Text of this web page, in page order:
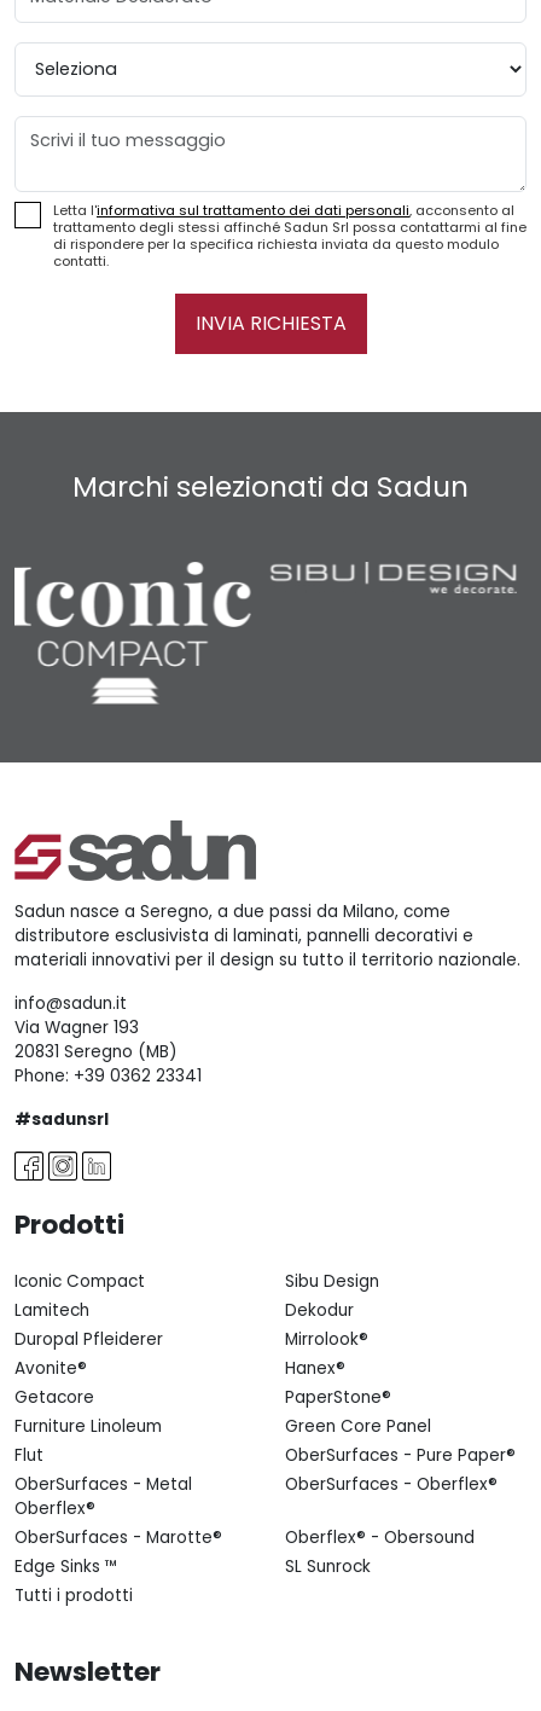
Provincia
Messaggio
Letta l'informativa sul trattamento dei dati personali, acconsento al
trattamento degli stessi affinché Sadun Srl possa contattarmi al fine
di rispondere per la specifica richiesta inviata da questo modulo
contatti.
INVIA RICHIESTA
Marchi selezionati da Sadun
Sadun nasce a Seregno, a due passi da Milano, come
distributore esclusivista di laminati, pannelli decorativi e
materiali innovativi per il design su tutto il territorio nazionale.
info@sadun.it
Via Wagner 193
20831 Seregno (MB)
Phone: +39 0362 23341
#sadunsrl
Prodotti
Iconic Compact
Sibu Design
Lamitech
Dekodur
Duropal Pfleiderer
Mirrolook®
Avonite®
Hanex®
Getacore
PaperStone®
Furniture Linoleum
Green Core Panel
Flut
OberSurfaces - Pure Paper®
OberSurfaces - Metal
Oberflex®
OberSurfaces - Oberflex®
OberSurfaces - Marotte®
Oberflex® - Obersound
Edge Sinks ™
SL Sunrock
Tutti i prodotti
Newsletter